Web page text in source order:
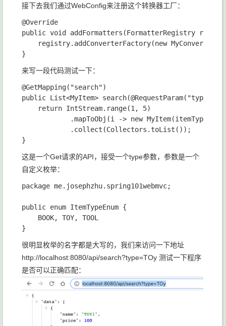
接下去我们通过WebConfig来注册这个转换器工厂：
@Override
public void addFormatters(FormatterRegistry
registry.addConverterFactory(new
来写一段代码测试一下：
@GetMapping("search")
public List<MyItem> search(@RequestParam("type")
    return IntStream.range(1, 5)
.mapToObj(i -> new
            .collect(Collectors.toList());
这是一个Get请求的API，接受一个type参数，参数是一个
自定义枚举：
package me.josephzhu.spring101webmvc;
public enum ItemTypeEnum {
    BOOK, TOY, TOOL
很明显枚举的名字都是大写的，我们来访问一下地址
http://localhost:8080/api/search?type=TOy 测试一下程序
是否可以正确匹配：